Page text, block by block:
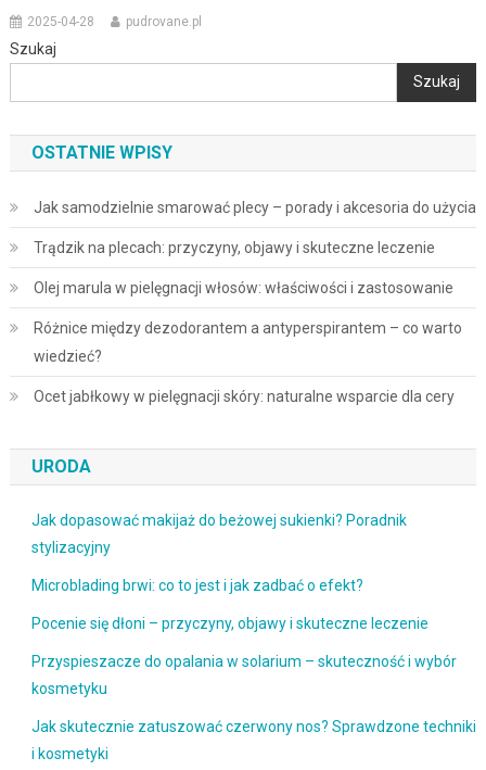
2025-04-28 pudrovane.pl
Szukaj
Szukaj
OSTATNIE WPISY
Jak samodzielnie smarować plecy – porady i akcesoria do użycia
Trądzik na plecach: przyczyny, objawy i skuteczne leczenie
Olej marula w pielęgnacji włosów: właściwości i zastosowanie
Różnice między dezodorantem a antyperspirantem – co warto
wiedzieć?
Ocet jabłkowy w pielęgnacji skóry: naturalne wsparcie dla cery
URODA
Jak dopasować makijaż do beżowej sukienki? Poradnik
stylizacyjny
Microblading brwi: co to jest i jak zadbać o efekt?
Pocenie się dłoni – przyczyny, objawy i skuteczne leczenie
Przyspieszacze do opalania w solarium – skuteczność i wybór
kosmetyku
Jak skutecznie zatuszować czerwony nos? Sprawdzone techniki
i kosmetyki